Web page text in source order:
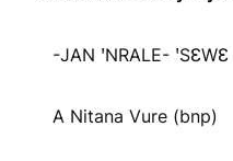
-JAN ꞌNRALE-
A Nitana Vure (bnp)